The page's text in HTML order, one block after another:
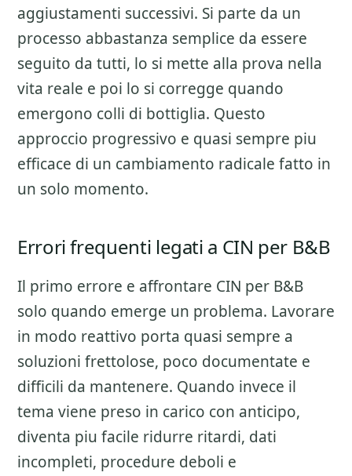
aggiustamenti successivi. Si parte da un
processo abbastanza semplice da essere
seguito da tutti, lo si mette alla prova nella
vita reale e poi lo si corregge quando
emergono colli di bottiglia. Questo
approccio progressivo e quasi sempre piu
efficace di un cambiamento radicale fatto in
un solo momento.
Errori frequenti legati a CIN per B&B
Il primo errore e affrontare CIN per B&B
solo quando emerge un problema. Lavorare
in modo reattivo porta quasi sempre a
soluzioni frettolose, poco documentate e
difficili da mantenere. Quando invece il
tema viene preso in carico con anticipo,
diventa piu facile ridurre ritardi, dati
incompleti, procedure deboli e